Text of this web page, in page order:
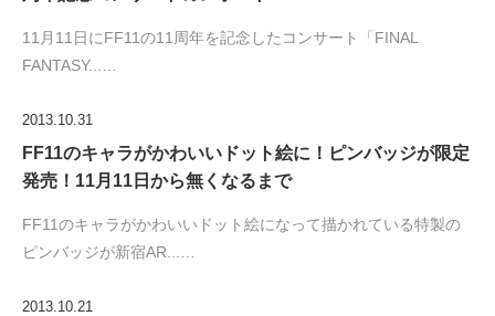
11月11日にFF11の11周年を記念したコンサート「FINAL
FANTASY...…
2013.10.31
FF11のキャラがかわいいドット絵に！ピンバッジが限定
発売！11月11日から無くなるまで
FF11のキャラがかわいいドット絵になって描かれている特製の
ピンバッジが新宿AR...…
2013.10.21